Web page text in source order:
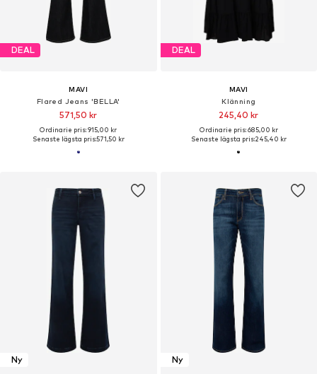
DEAL
MAVI
Flared Jeans 'BELLA'
571,50 kr
Ordinarie pris: 915,00 kr
Senaste lägsta pris:571,50 kr
DEAL
MAVI
Klänning
245,40 kr
Ordinarie pris: 685,00 kr
Senaste lägsta pris:245,40 kr
Ny Ny